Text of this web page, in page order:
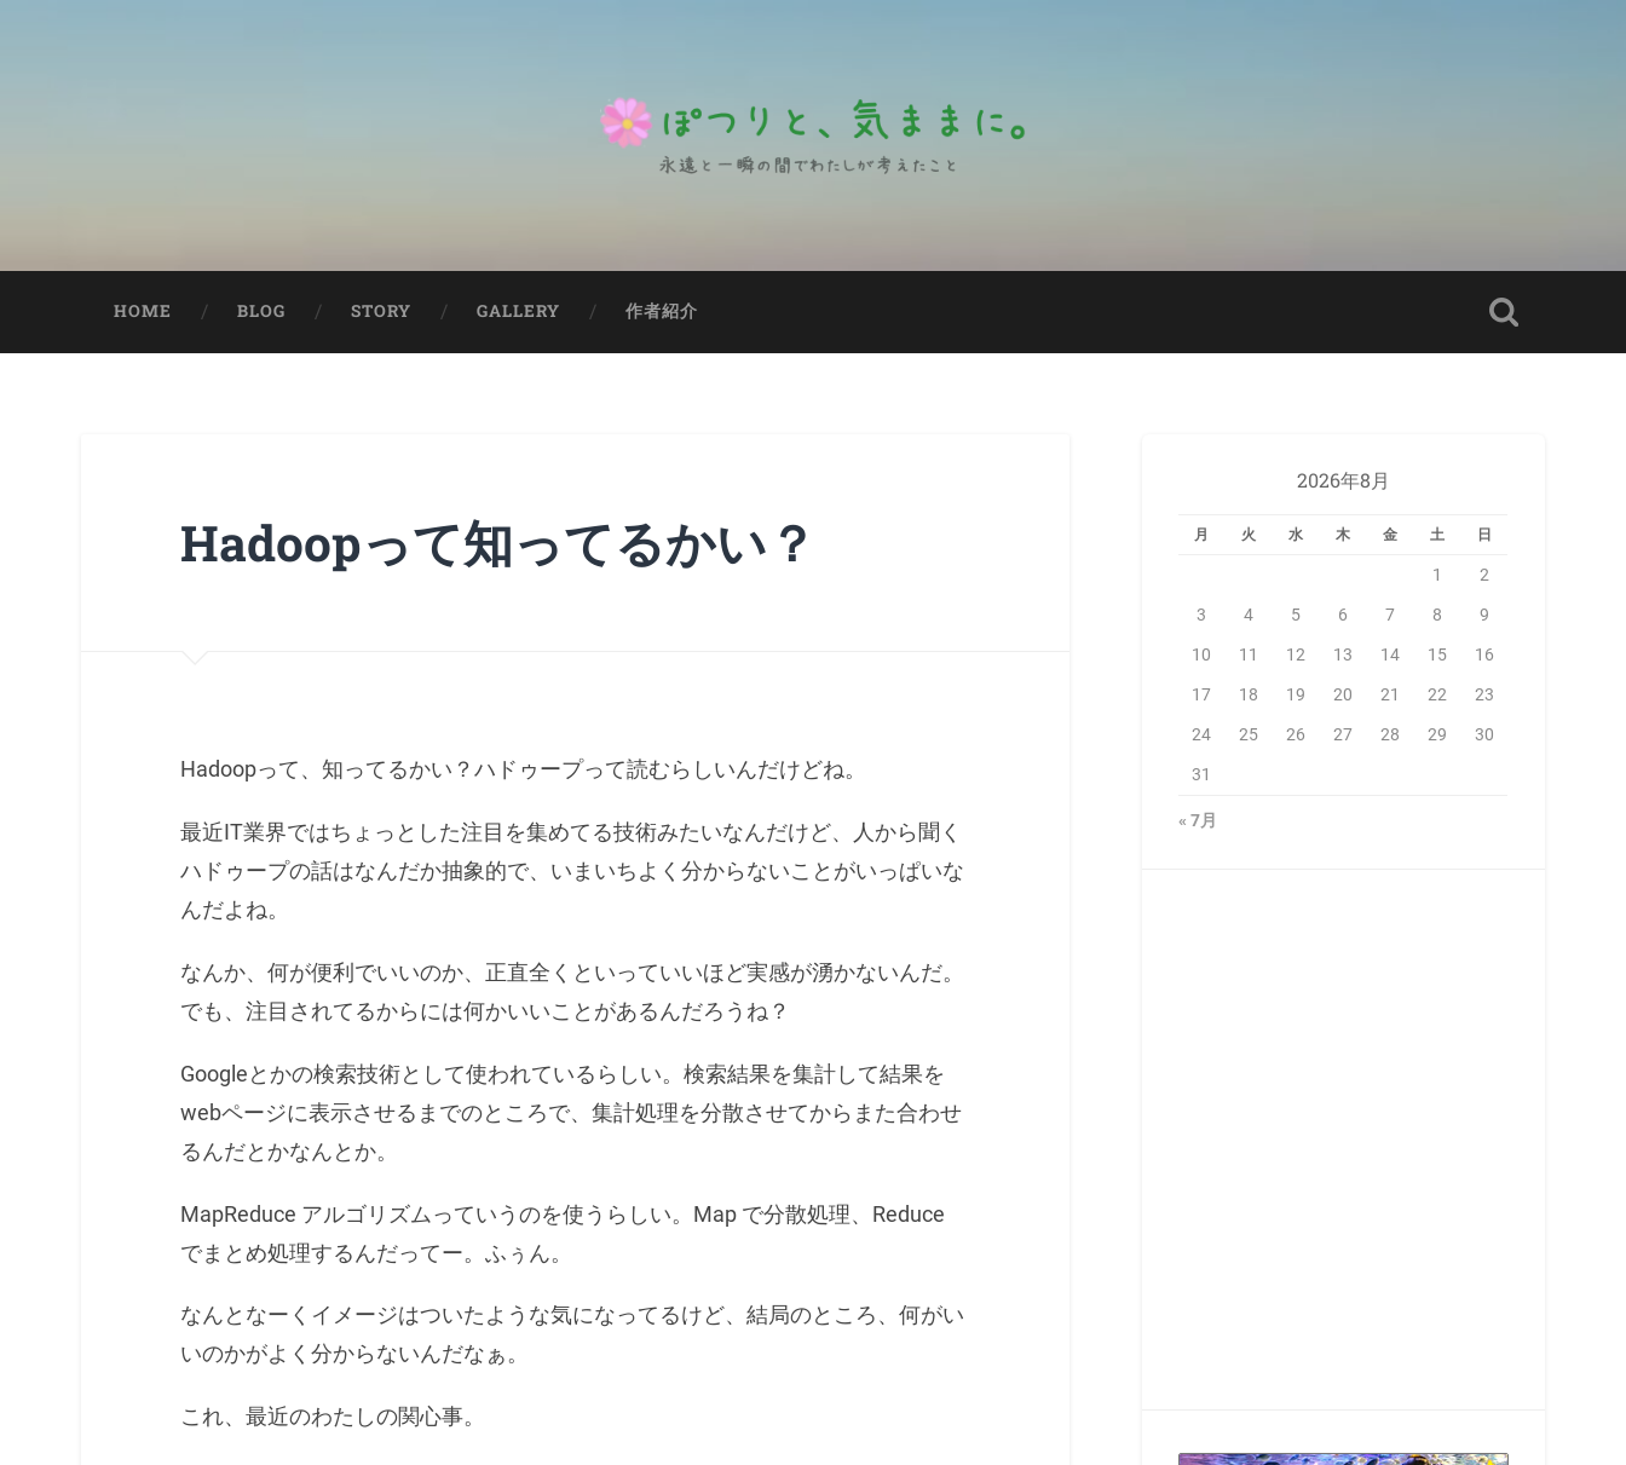
HOME BLOG STORY GALLERY 作者紹介
Hadoopって知ってるかい？
Hadoopって、知ってるかい？ハドゥープって読むらしいんだけどね。
最近IT業界ではちょっとした注目を集めてる技術みたいなんだけど、人から聞く
ハドゥープの話はなんだか抽象的で、いまいちよく分からないことがいっぱいな
んだよね。
なんか、何が便利でいいのか、正直全くといっていいほど実感が湧かないんだ。
でも、注目されてるからには何かいいことがあるんだろうね？
Googleとかの検索技術として使われているらしい。検索結果を集計して結果を
webページに表示させるまでのところで、集計処理を分散させてからまた合わせ
るんだとかなんとか。
MapReduce アルゴリズムっていうのを使うらしい。Map で分散処理、Reduce
でまとめ処理するんだってー。ふぅん。
なんとなーくイメージはついたような気になってるけど、結局のところ、何がい
いのかがよく分からないんだなぁ。
これ、最近のわたしの関心事。
2026年8月
月 火 水 木 金 土 日
1 2
3 4 5 6 7 8 9
10 11 12 13 14 15 16
17 18 19 20 21 22 23
24 25 26 27 28 29 30
31
« 7月